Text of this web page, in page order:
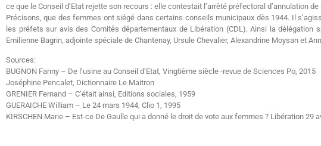
ce que le Conseil d’Etat rejette son recours : elle contestait l’arrêté préfectoral d’annulation
Précisons, que des femmes ont siégé dans certains conseils municipaux dès 1944. Il
les préfets sur avis des Comités départementaux de Libération (CDL). Ainsi la
Emilienne Bagrin, adjointe spéciale de Chantenay, Ursule Chevalier, Alexandrine Moysan et
Sources:
BUGNON Fanny – De l’usine au Conseil d’Etat, Vingtième siècle -revue de Sciences Po, 2015
Joséphine Pencalet, Dictionnaire Le Maitron
GRENIER Fernand – C’était ainsi, Editions sociales, 1959
GUERAICHE William – Le 24 mars 1944, Clio 1, 1995
KIRSCHEN Marie – Est-ce De Gaulle qui a donné le droit de vote aux femmes ? Libération 29